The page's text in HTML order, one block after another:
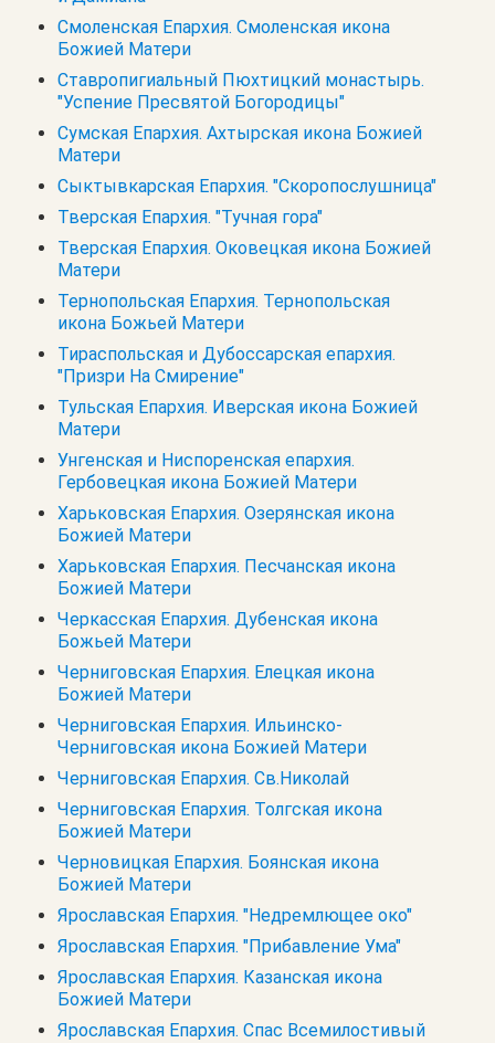
Смоленская Епархия. Смоленская икона
Божией Матери
Ставропигиальный Пюхтицкий монастырь.
"Успение Пресвятой Богородицы"
Сумская Епархия. Ахтырская икона Божией
Матери
Сыктывкарская Епархия. "Скоропослушница"
Тверская Епархия. "Тучная гора"
Тверская Епархия. Оковецкая икона Божией
Матери
Тернопольская Епархия. Тернопольская
икона Божьей Матери
Тираспольская и Дубоссарская епархия.
"Призри На Смирение"
Тульская Епархия. Иверская икона Божией
Матери
Унгенская и Ниспоренская епархия.
Гербовецкая икона Божией Матери
Харьковская Епархия. Озерянская икона
Божией Матери
Харьковская Епархия. Песчанская икона
Божией Матери
Черкасская Епархия. Дубенская икона
Божьей Матери
Черниговская Епархия. Елецкая икона
Божией Матери
Черниговская Епархия. Ильинско-
Черниговская икона Божией Матери
Черниговская Епархия. Св.Николай
Черниговская Епархия. Толгская икона
Божией Матери
Черновицкая Епархия. Боянская икона
Божией Матери
Ярославская Епархия. "Недремлющее око"
Ярославская Епархия. "Прибавление Ума"
Ярославская Епархия. Казанская икона
Божией Матери
Ярославская Епархия. Спас Всемилостивый